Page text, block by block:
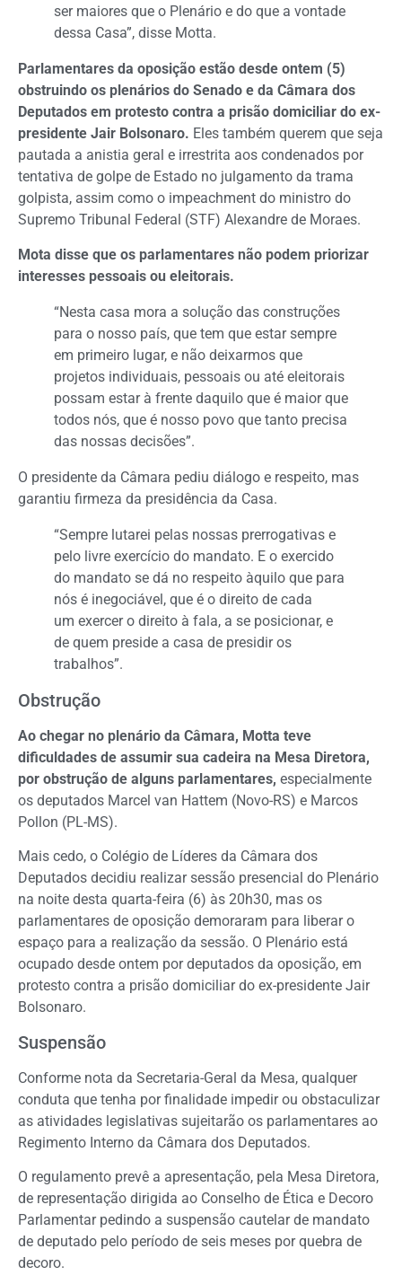
ser maiores que o Plenário e do que a vontade
dessa Casa”, disse Motta.
Parlamentares da oposição estão desde ontem (5)
obstruindo os plenários do Senado e da Câmara dos
Deputados em protesto contra a prisão domiciliar do ex-
presidente Jair Bolsonaro. Eles também querem que seja
pautada a anistia geral e irrestrita aos condenados por
tentativa de golpe de Estado no julgamento da trama
golpista, assim como o impeachment do ministro do
Supremo Tribunal Federal (STF) Alexandre de Moraes.
Mota disse que os parlamentares não podem priorizar
interesses pessoais ou eleitorais.
“Nesta casa mora a solução das construções
para o nosso país, que tem que estar sempre
em primeiro lugar, e não deixarmos que
projetos individuais, pessoais ou até eleitorais
possam estar à frente daquilo que é maior que
todos nós, que é nosso povo que tanto precisa
das nossas decisões”.
O presidente da Câmara pediu diálogo e respeito, mas
garantiu firmeza da presidência da Casa.
“Sempre lutarei pelas nossas prerrogativas e
pelo livre exercício do mandato. E o exercido
do mandato se dá no respeito àquilo que para
nós é inegociável, que é o direito de cada
um exercer o direito à fala, a se posicionar, e
de quem preside a casa de presidir os
trabalhos”.
Obstrução
Ao chegar no plenário da Câmara, Motta teve
dificuldades de assumir sua cadeira na Mesa Diretora,
por obstrução de alguns parlamentares, especialmente
os deputados Marcel van Hattem (Novo-RS) e Marcos
Pollon (PL-MS).
Mais cedo, o Colégio de Líderes da Câmara dos
Deputados decidiu realizar sessão presencial do Plenário
na noite desta quarta-feira (6) às 20h30, mas os
parlamentares de oposição demoraram para liberar o
espaço para a realização da sessão. O Plenário está
ocupado desde ontem por deputados da oposição, em
protesto contra a prisão domiciliar do ex-presidente Jair
Bolsonaro.
Suspensão
Conforme nota da Secretaria-Geral da Mesa, qualquer
conduta que tenha por finalidade impedir ou obstaculizar
as atividades legislativas sujeitarão os parlamentares ao
Regimento Interno da Câmara dos Deputados.
O regulamento prevê a apresentação, pela Mesa Diretora,
de representação dirigida ao Conselho de Ética e Decoro
Parlamentar pedindo a suspensão cautelar de mandato
de deputado pelo período de seis meses por quebra de
decoro.